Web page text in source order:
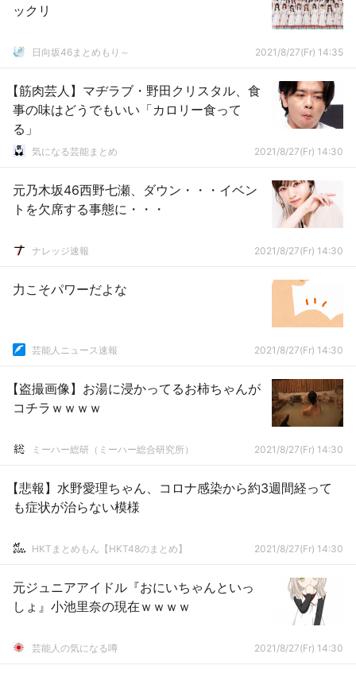
ックリ
日向坂46まとめもり～ 2021/8/27(Fr) 14:35
【筋肉芸人】マヂラブ・野田クリスタル、食
事の味はどうでもいい「カロリー食って
る」
気になる芸能まとめ 2021/8/27(Fr) 14:30
元乃木坂46西野七瀬、ダウン・・・イベン
トを欠席する事態に・・・
ナレッジ速報 2021/8/27(Fr) 14:30
力こそパワーだよな
芸能人ニュース速報 2021/8/27(Fr) 14:30
【盗撮画像】お湯に浸かってるお柿ちゃんが
コチラｗｗｗｗ
ミーハー総研（ミーハー総合研究所） 2021/8/27(Fr) 14:30
【悲報】水野愛理ちゃん、コロナ感染から約3週間経って
も症状が治らない模様
HKTまとめもん【HKT48のまとめ】 2021/8/27(Fr) 14:30
元ジュニアアイドル『おにいちゃんといっ
しょ』小池里奈の現在ｗｗｗｗ
芸能人の気になる噂 2021/8/27(Fr) 14:30